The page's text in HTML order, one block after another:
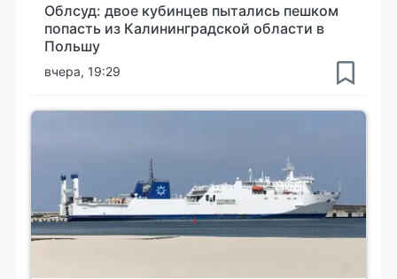
Облсуд: двое кубинцев пытались пешком
попасть из Калининградской области в
Польшу
вчера, 19:29